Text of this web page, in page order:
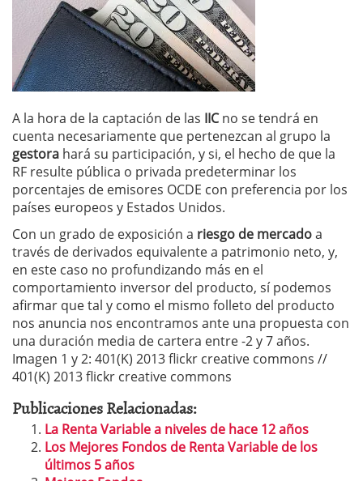
A la hora de la captación de las IICno se tendrá en
cuenta necesariamente que pertenezcan al grupo la
gestora hará su participación, y si, el hecho de que la
RF resulte pública o privada predeterminar los
porcentajes de emisores OCDE con preferencia por los
países europeos y Estados Unidos.
Con un grado de exposición a riesgo de mercadoa
través de derivados equivalente a patrimonio neto, y,
en este caso no profundizando más en el
comportamiento inversor del producto, sí podemos
afirmar que tal y como el mismo folleto del producto
nos anuncia nos encontramos ante una propuesta con
una duración media de cartera entre -2 y 7 años.
Imagen 1 y 2: 401(K) 2013 flickr creative commons //
401(K) 2013 flickr creative commons
Publicaciones Relacionadas:
La Renta Variable a niveles de hace 12 años
Los Mejores Fondos de Renta Variable de los
últimos 5 años